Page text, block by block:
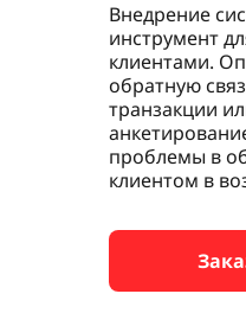
Внедрение
инструмент
клиентами.
обратную
транзакции
проблемы в
клиентом в